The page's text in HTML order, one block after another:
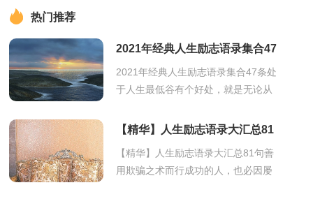
热门推荐
2021年经典人生励志语录集合47
条
2021年经典人生励志语录集合47条处
于人生最低谷有个好处，就是无论从
编为大家推荐的人生励志语录47条,欢
【精华】人生励志语录大汇总81
句
【精华】人生励志语录大汇总81句善
用欺骗之术而行成功的人，也必因屡